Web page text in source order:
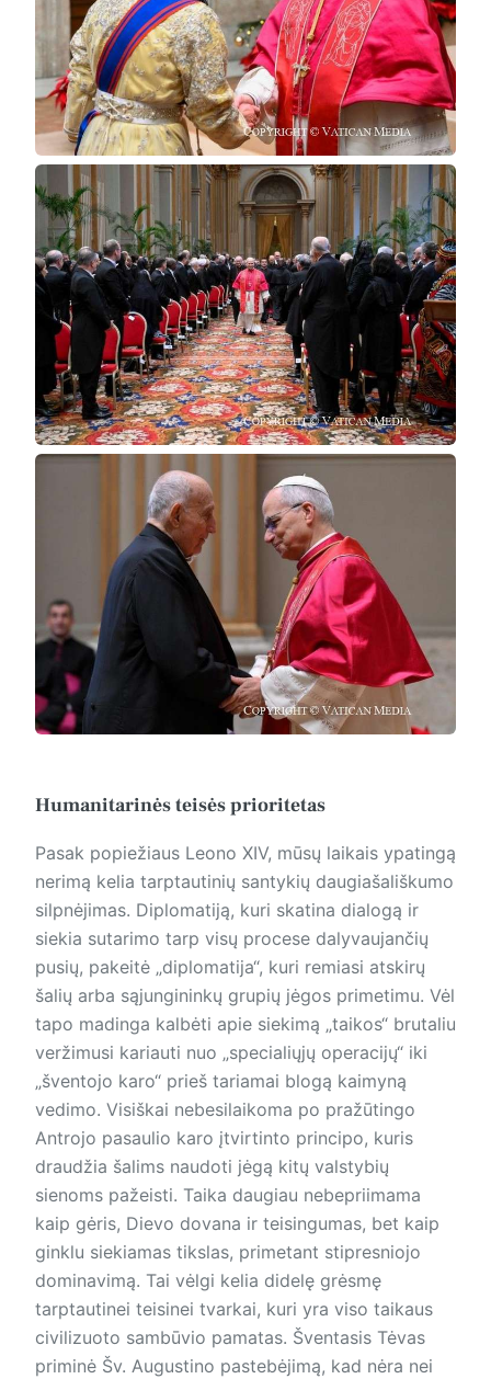
Humanitarinės teisės prioritetas
Pasak popiežiaus Leono XIV, mūsų laikais ypatingą
nerimą kelia tarptautinių santykių daugiašališkumo
silpnėjimas. Diplomatiją, kuri skatina dialogą ir
siekia sutarimo tarp visų procese dalyvaujančių
pusių, pakeitė „diplomatija“, kuri remiasi atskirų
šalių arba sąjungininkų grupių jėgos primetimu. Vėl
tapo madinga kalbėti apie siekimą „taikos“ brutaliu
veržimusi kariauti nuo „specialiųjų operacijų“ iki
„šventojo karo“ prieš tariamai blogą kaimyną
vedimo. Visiškai nebesilaikoma po pražūtingo
Antrojo pasaulio karo įtvirtinto principo, kuris
draudžia šalims naudoti jėgą kitų valstybių
sienoms pažeisti. Taika daugiau nebepriimama
kaip gėris, Dievo dovana ir teisingumas, bet kaip
ginklu siekiamas tikslas, primetant stipresniojo
dominavimą. Tai vėlgi kelia didelę grėsmę
tarptautinei teisinei tvarkai, kuri yra viso taikaus
civilizuoto sambūvio pamatas. Šventasis Tėvas
priminė Šv. Augustino pastebėjimą, kad nėra nei